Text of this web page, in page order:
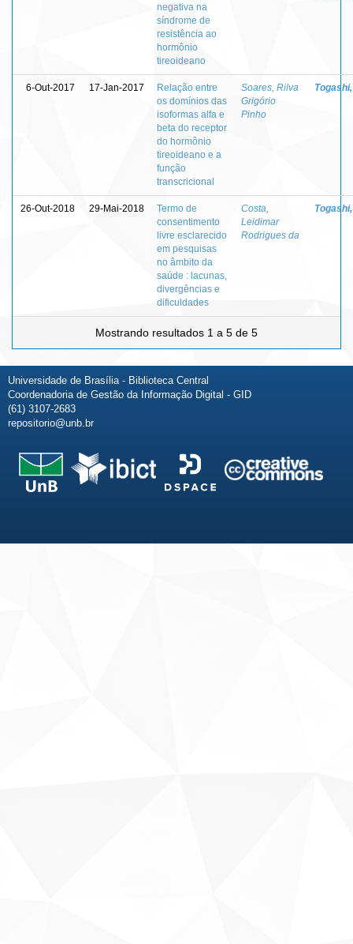
negativa na
síndrome de
resistência ao
hormônio
tireoideano
6-Out-2017 17-Jan-2017
Relação entre
os domínios das
isoformas alfa e
beta do receptor
do hormônio
tireoideano e a
função
transcricional
Soares, Rilva
Grigório
Pinho
26-Out-2018 29-Mai-2018
Termo de
consentimento
livre esclarecido
em pesquisas
no âmbito da
saúde : lacunas,
divergências e
dificuldades
Costa,
Leidimar
Rodrigues da
Mostrando resultados 1 a 5 de 5
Universidade de Brasília - Biblioteca Central
Coordenadoria de Gestão da Informação Digital - GID
(61) 3107-2683
repositorio@unb.br